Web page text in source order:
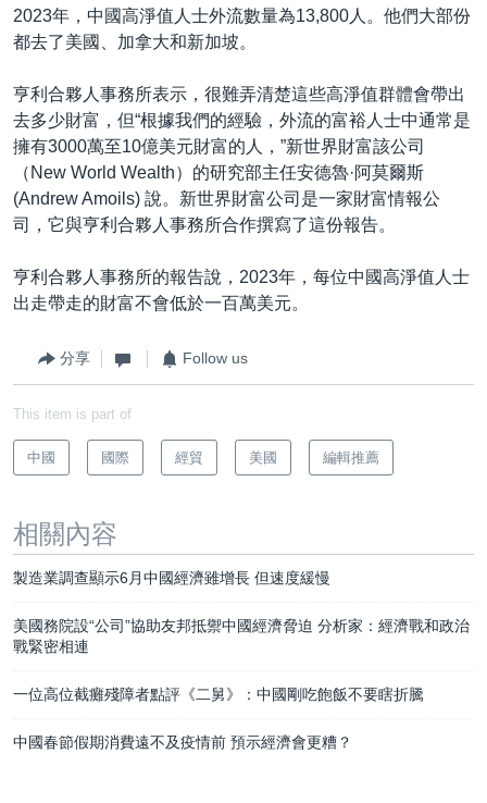
2023年，中國高淨值人士外流數量為13,800人。他們大部份
都去了美國、加拿大和新加坡。
亨利合夥人事務所表示，很難弄清楚這些高淨值群體會帶出
去多少財富，但“根據我們的經驗，外流的富裕人士中通常是
擁有3000萬至10億美元財富的人，”新世界財富該公司
（New World Wealth）的研究部主任安德魯·阿莫爾斯
(Andrew Amoils) 說。新世界財富公司是一家財富情報公
司，它與亨利合夥人事務所合作撰寫了這份報告。
亨利合夥人事務所的報告說，2023年，每位中國高淨值人士
出走帶走的財富不會低於一百萬美元。
分享 Follow us
This item is part of
中國 國際 經貿 美國 編輯推薦
相關內容
製造業調查顯示6月中國經濟雖增長 但速度緩慢
美國務院設“公司”協助友邦抵禦中國經濟脅迫 分析家：經濟戰和政治
戰緊密相連
一位高位截癱殘障者點評《二舅》：中國剛吃飽飯不要瞎折騰
中國春節假期消費遠不及疫情前 預示經濟會更糟？